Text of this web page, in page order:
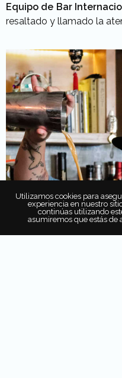
Equipo de Bar
resaltado y llamado la
Utilizamos cookies para
experiencia en nuestro
continúas utilizando
asumiremos que estás de